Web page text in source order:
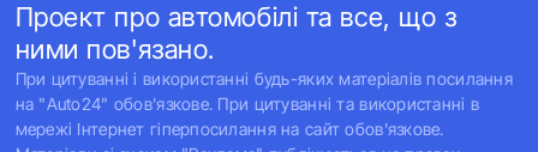
Проект про автомобілі та все, що з
ними пов'язано.
При цитуванні і використанні будь-яких матеріалів посилання
на "Auto24" обов'язкове. При цитуванні та використанні в
мережі Інтернет гіперпосилання на сайт обов'язкове.